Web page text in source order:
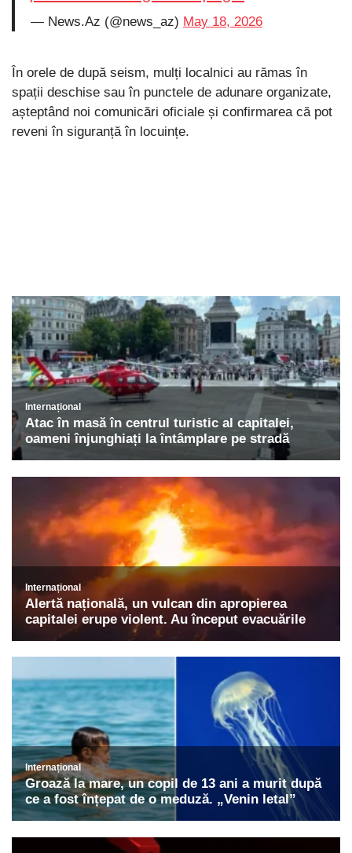
— News.Az (@news_az) May 18, 2026
În orele de după seism, mulți localnici au rămas în
spații deschise sau în punctele de adunare organizate,
așteptând noi comunicări oficiale și confirmarea că pot
reveni în siguranță în locuințe.